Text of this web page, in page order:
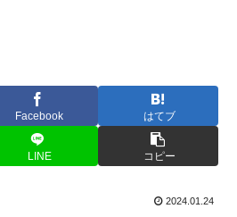
Facebook はてブ
LINE コピー
2024.01.24